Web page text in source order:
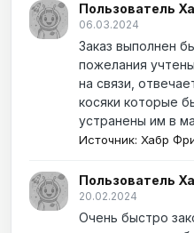
Пользователь
06.03.2024
Заказ выполнен
пожелания
на связи,
косяки которые
устранены им в
Источник: Хабр
Пользователь
20.02.2024
Очень быстро